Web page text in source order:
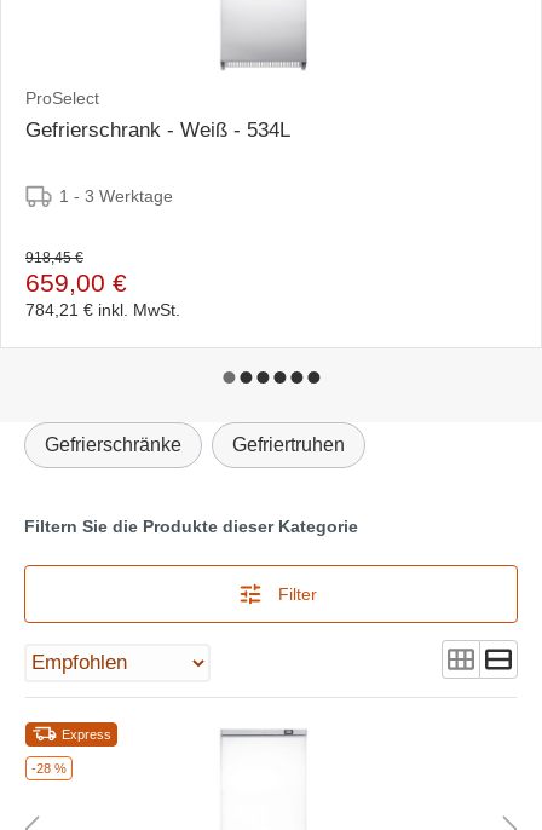
ProSelect
Gefrierschrank - Weiß - 534L
1 - 3 Werktage
918,45 €
659,00 €
784,21 € inkl. MwSt.
Gefrierschränke Gefriertruhen
Filtern Sie die Produkte dieser Kategorie
Filter
-28 %
Express